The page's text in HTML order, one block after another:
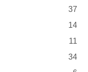
37
14
11
34